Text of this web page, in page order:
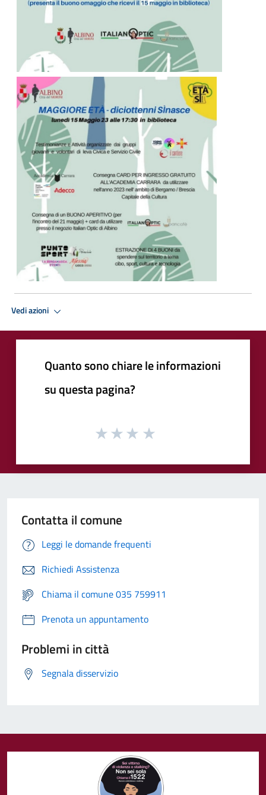
Vedi azioni
Quanto sono chiare le informazioni
su questa pagina?
Contatta il comune
Leggi le domande frequenti
Richiedi Assistenza
Chiama il comune 035 759911
Prenota un appuntamento
Problemi in città
Segnala disservizio